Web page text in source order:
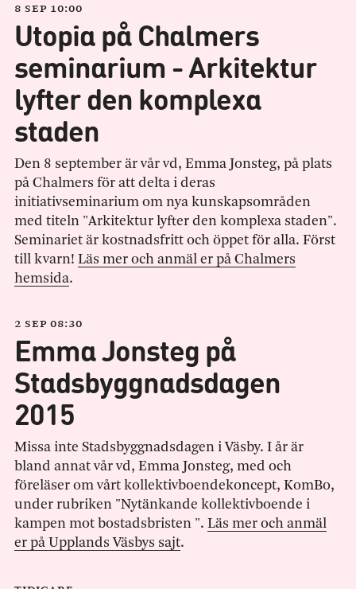
8 sep 10:00
Utopia på Chalmers
seminarium - Arkitektur
lyfter den komplexa
staden
Den 8 september är vår vd, Emma Jonsteg, på plats
på Chalmers för att delta i deras
initiativseminarium om nya kunskapsområden
med titeln "Arkitektur lyfter den komplexa staden".
Seminariet är kostnadsfritt och öppet för alla. Först
till kvarn! Läs mer och anmäl er på Chalmers
hemsida.
2 sep 08:30
Emma Jonsteg på
Stadsbyggnadsdagen
2015
Missa inte Stadsbyggnadsdagen i Väsby. I år är
bland annat vår vd, Emma Jonsteg, med och
föreläser om vårt kollektivboendekoncept, KomBo,
under rubriken "Nytänkande kollektivboende i
kampen mot bostadsbristen ". Läs mer och anmäl
er på Upplands Väsbys sajt.